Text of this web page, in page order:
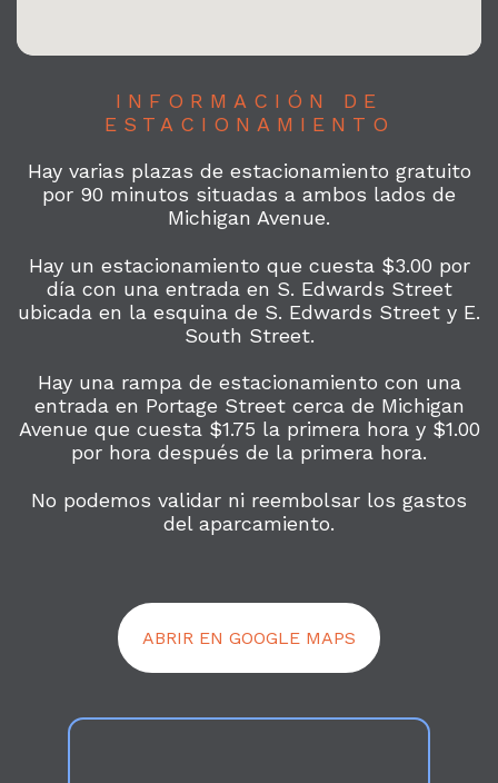
INFORMACIÓN DE
ESTACIONAMIENTO
Hay varias plazas de estacionamiento gratuito
por 90 minutos situadas a ambos lados de
Michigan Avenue.
Hay un estacionamiento que cuesta $3.00 por
día con una entrada en S. Edwards Street
ubicada en la esquina de S. Edwards Street y E.
South Street.
Hay una rampa de estacionamiento con una
entrada en Portage Street cerca de Michigan
Avenue que cuesta $1.75 la primera hora y $1.00
por hora después de la primera hora.
No podemos validar ni reembolsar los gastos
del aparcamiento.
ABRIR EN GOOGLE MAPS